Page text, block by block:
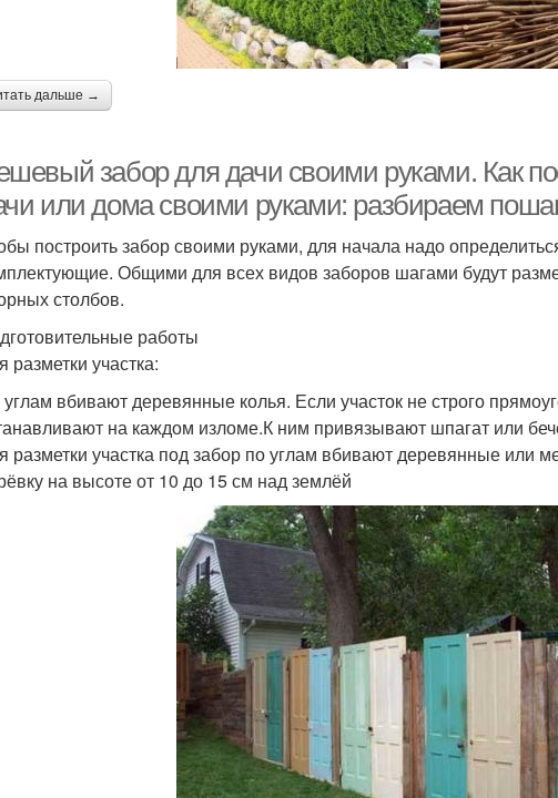
дальше →
забор для дачи своими руками. Как
или дома своими руками: разбираем
построить забор своими руками, для начала надо
Общими для всех видов заборов шагами будут
столбов.
работы
разметки участка:
вбивают деревянные колья. Если участок не строго
на каждом изломе.К ним привязывают шпагат или
разметки участка под забор по углам вбивают деревянные или
на высоте от 10 до 15 см над землёй